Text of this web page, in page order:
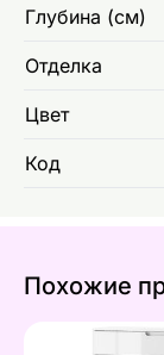
Глубина (см)
Отделка
Цвет
Код
Похожие